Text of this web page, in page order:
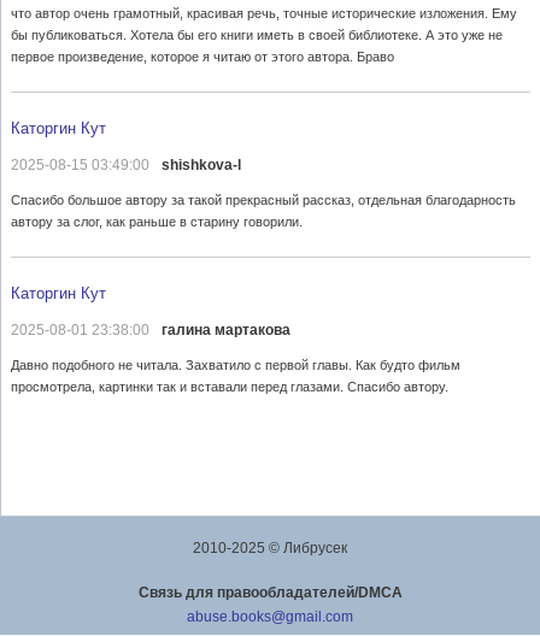
что автор очень грамотный, красивая речь, точные исторические изложения. Ему
бы публиковаться. Хотела бы его книги иметь в своей библиотеке. А это уже не
первое произведение, которое я читаю от этого автора. Браво
Каторгин Кут
2025-08-15 03:49:00 shishkova-l
Спасибо большое автору за такой прекрасный рассказ, отдельная благодарность
автору за слог, как раньше в старину говорили.
Каторгин Кут
2025-08-01 23:38:00 галина мартакова
Давно подобного не читала. Захватило с первой главы. Как будто фильм
просмотрела, картинки так и вставали перед глазами. Спасибо автору.
2010-2025 © Либрусек
Cвязь для правообладателей/DMCA
abuse.books@gmail.com